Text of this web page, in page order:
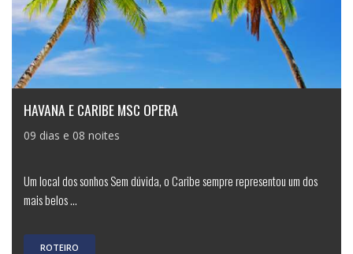
HAVANA E CARIBE MSC OPERA
09 dias e 08 noites
Um local dos sonhos Sem dúvida, o Caribe sempre representou um dos
mais belos ...
ROTEIRO